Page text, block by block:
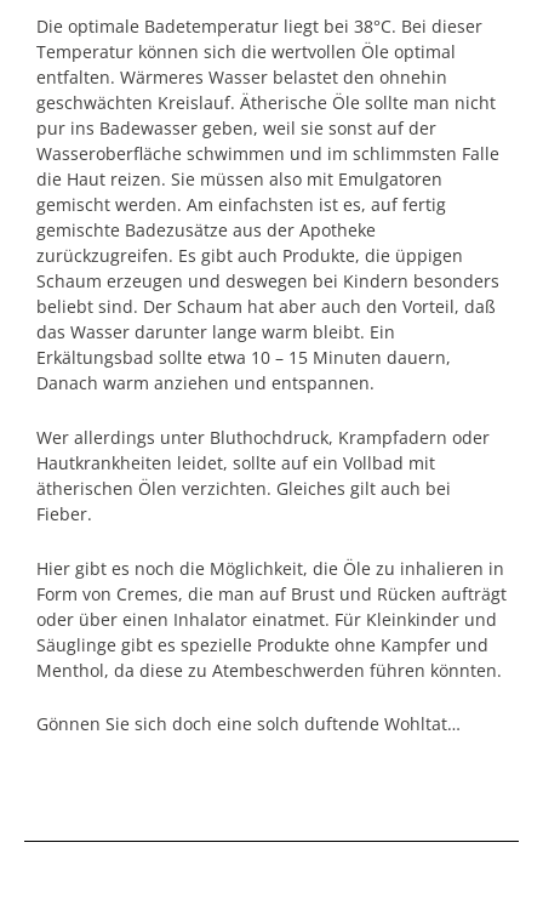
Die optimale Badetemperatur liegt bei 38°C. Bei dieser
Temperatur können sich die wertvollen Öle optimal
entfalten. Wärmeres Wasser belastet den ohnehin
geschwächten Kreislauf. Ätherische Öle sollte man nicht
pur ins Badewasser geben, weil sie sonst auf der
Wasseroberfläche schwimmen und im schlimmsten Falle
die Haut reizen. Sie müssen also mit Emulgatoren
gemischt werden. Am einfachsten ist es, auf fertig
gemischte Badezusätze aus der Apotheke
zurückzugreifen. Es gibt auch Produkte, die üppigen
Schaum erzeugen und deswegen bei Kindern besonders
beliebt sind. Der Schaum hat aber auch den Vorteil, daß
das Wasser darunter lange warm bleibt. Ein
Erkältungsbad sollte etwa 10 – 15 Minuten dauern,
Danach warm anziehen und entspannen.
Wer allerdings unter Bluthochdruck, Krampfadern oder
Hautkrankheiten leidet, sollte auf ein Vollbad mit
ätherischen Ölen verzichten. Gleiches gilt auch bei
Fieber.
Hier gibt es noch die Möglichkeit, die Öle zu inhalieren in
Form von Cremes, die man auf Brust und Rücken aufträgt
oder über einen Inhalator einatmet. Für Kleinkinder und
Säuglinge gibt es spezielle Produkte ohne Kampfer und
Menthol, da diese zu Atembeschwerden führen könnten.
Gönnen Sie sich doch eine solch duftende Wohltat…